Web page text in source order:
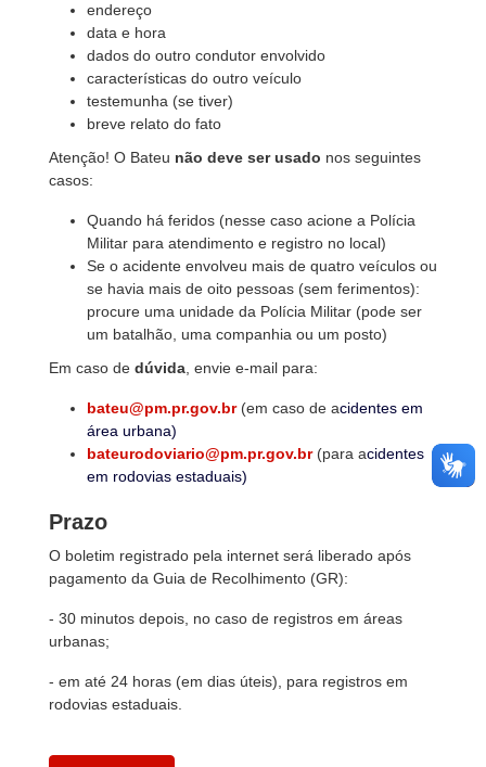
endereço
data e hora
dados do outro condutor envolvido
características do outro veículo
testemunha (se tiver)
breve relato do fato
Atenção! O Bateu não deve ser usado nos seguintes
casos:
Quando há feridos (nesse caso acione a Polícia
Militar para atendimento e registro no local)
Se o acidente envolveu mais de quatro veículos ou
se havia mais de oito pessoas (sem ferimentos):
procure uma unidade da Polícia Militar (pode ser
um batalhão, uma companhia ou um posto)
Em caso de dúvida , envie e-mail para:
bateu@pm.pr.gov.br(em caso de acidentes em
área urbana)
bateurodoviario@pm.pr.gov.br(para acidentes
em rodovias estaduais)
Prazo
O boletim registrado pela internet será liberado após
pagamento da Guia de Recolhimento (GR):
- 30 minutos depois, no caso de registros em áreas
urbanas;
- em até 24 horas (em dias úteis), para registros em
rodovias estaduais.